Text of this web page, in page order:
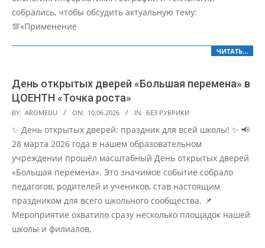
собрались, чтобы обсудить актуальную тему:
💯«Применение
ЧИТАТЬ…
День открытых дверей «Большая перемена» в
ЦОЕНТН «Точка роста»
2026-
06-
10
BY: AROMEDU ON: 10.06.2026 IN: БЕЗ РУБРИКИ
✨ День открытых дверей: праздник для всей школы! ✨ 📢
28 марта 2026 года в нашем образовательном
учреждении прошёл масштабный День открытых дверей
«Большая перемена». Это значимое событие собрало
педагогов, родителей и учеников, став настоящим
праздником для всего школьного сообщества. 📌
Мероприятие охватило сразу несколько площадок нашей
школы и филиалов,